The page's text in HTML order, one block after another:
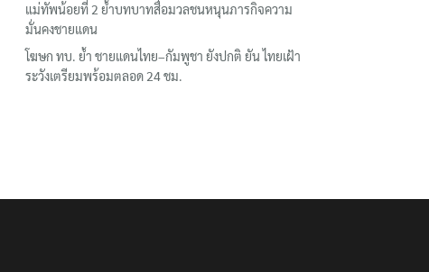
แม่ทัพน้อยที่ 2 ย้ำบทบาทสื่อมวลชนหนุนภารกิจความ
มั่นคงชายแดน
โฆษก ทบ. ย้ำ ชายแดนไทย–กัมพูชา ยังปกติ ยัน ไทยเฝ้า
ระวังเตรียมพร้อมตลอด 24 ชม.